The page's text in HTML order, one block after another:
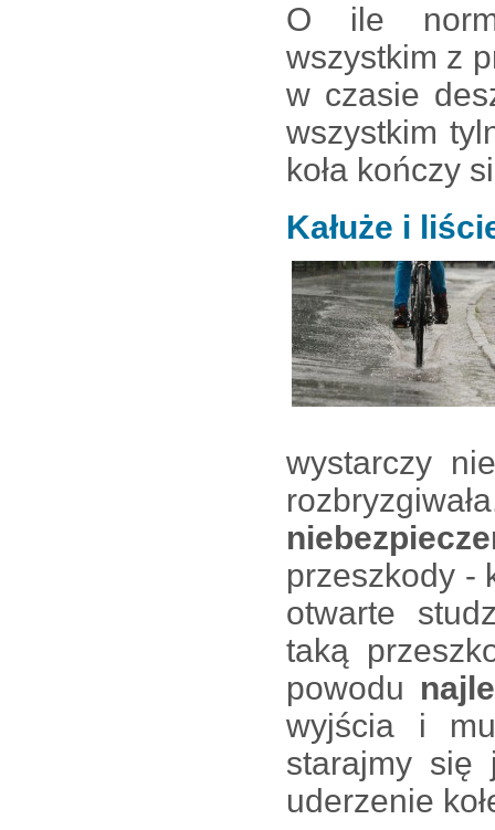
O ile
wszystkim z
w czasie
wszystkim
koła kończy
Kałuże i
wystarczy
przeszkody -
otwarte
taką
powodu
wyjścia i
starajmy się
uderzenie